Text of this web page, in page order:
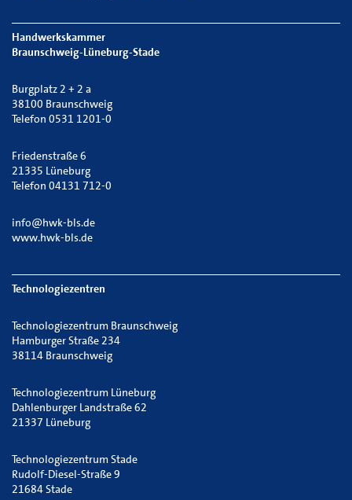
Handwerkskammer
Braunschweig-Lüneburg-Stade
Burgplatz 2 + 2 a
38100 Braunschweig
Telefon 0531 1201-0
Friedenstraße 6
21335 Lüneburg
Telefon 04131 712-0
info@hwk-bls.de
www.hwk-bls.de
Technologiezentren
Technologiezentrum Braunschweig
Hamburger Straße 234
38114 Braunschweig
Technologiezentrum Lüneburg
Dahlenburger Landstraße 62
21337 Lüneburg
Technologiezentrum Stade
Rudolf-Diesel-Straße 9
21684 Stade